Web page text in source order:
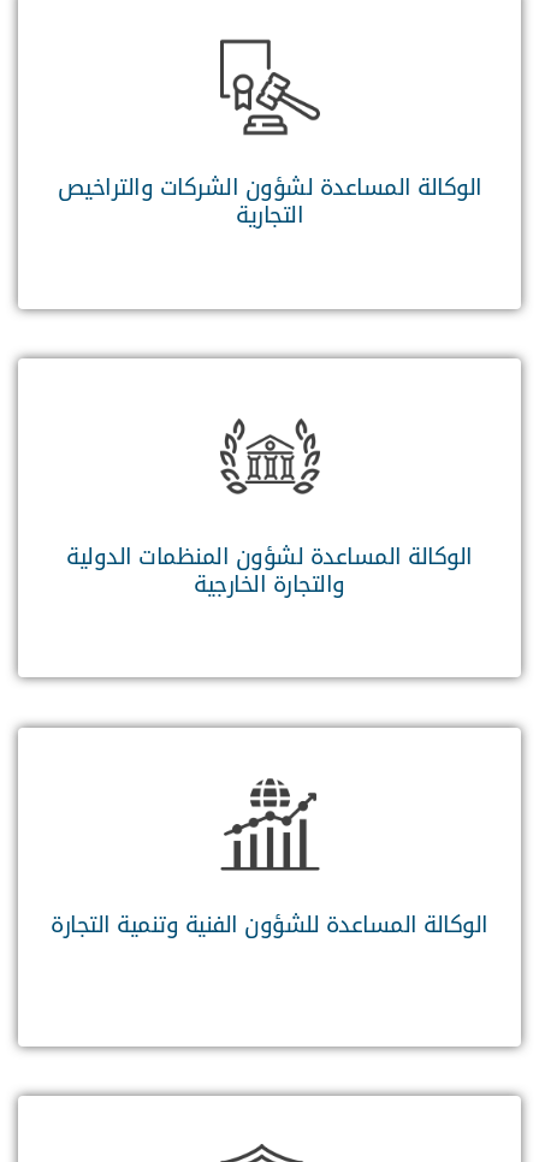
الوكالة المساعدة لشؤون الشركات والتراخيص
التجارية
الوكالة المساعدة لشؤون المنظمات الدولية
والتجارة الخارجية
الوكالة المساعدة للشؤون الفنية وتنمية التجارة